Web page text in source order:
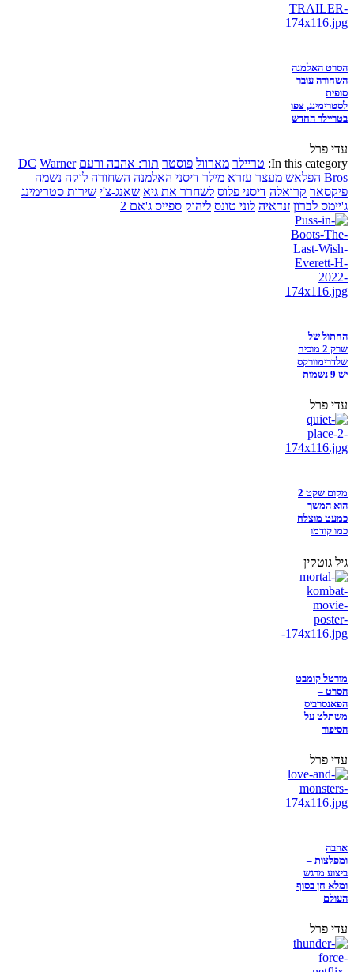
הסרט האלמנה
השחורה עובר
סופית
לסטרימינג, צפו
בטריילר החדש
עדי פרל
In this category: טריילר מארוול פוסטר תור: אהבה ורעם DC Warner
Bros הפלאש מעצר עזרא מילר דיסני האלמנה השחורה לוקה נשמה
פיקסאר קרואלה דיסני פלוס לשחרר את גיא שאנג-צ'י שירות סטרימינג
ג'יימס לברון זנדאיה לוני טונס ליהוק ספייס ג'אם 2
החתול של
שרק 2 מוכיח
שלדרימוורקס
יש 9 נשמות
עדי פרל
מקום שקט 2
הוא המשך
כמעט מוצלח
כמו קודמו
גיל גוטקין
מורטל קומבט
הסרט –
הפאנסרביס
משתלט על
הסיפור
עדי פרל
אהבה
ומפלצות –
ביצוע מרגש
ומלא חן בסוף
העולם
עדי פרל